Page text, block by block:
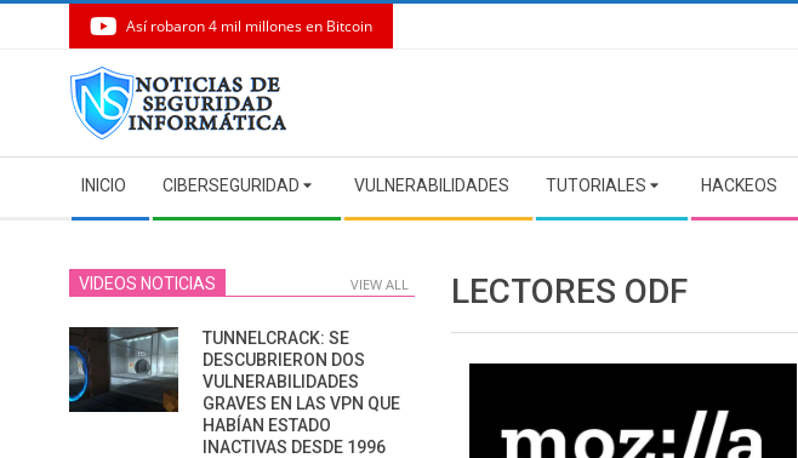
Así robaron 4 mil millones en Bitcoin
Navigation
Menu
INICIO CIBERSEGURIDAD VULNERABILIDADES TUTORIALES HACKEOS
LECTORES ODF
VIDEOS NOTICIAS VIEW ALL
TUNNELCRACK: SE
DESCUBRIERON DOS
VULNERABILIDADES
GRAVES EN LAS VPN QUE
HABÍAN ESTADO
INACTIVAS DESDE 1996